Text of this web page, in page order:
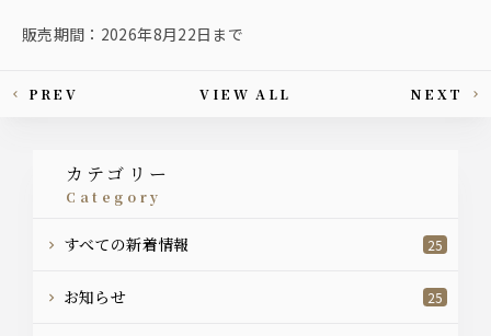
販売期間：2026年8月22日まで
This article's paging
PREV VIEW ALL NEXT
カテゴリー
category
すべての新着情報 25
お知らせ 25